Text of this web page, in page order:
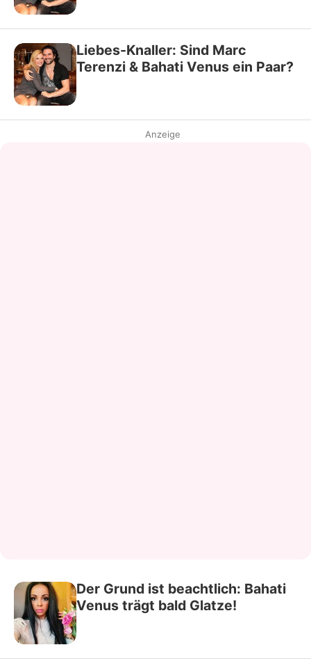
Liebes-Knaller: Sind Marc
Terenzi & Bahati Venus ein Paar?
Anzeige
Der Grund ist beachtlich: Bahati
Venus trägt bald Glatze!